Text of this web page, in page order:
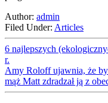
Author: admin
Filed Under: Articles
6 najlepszych
r.
Amy Roloff ujawnia, że
mąż Matt zdradzał ją z